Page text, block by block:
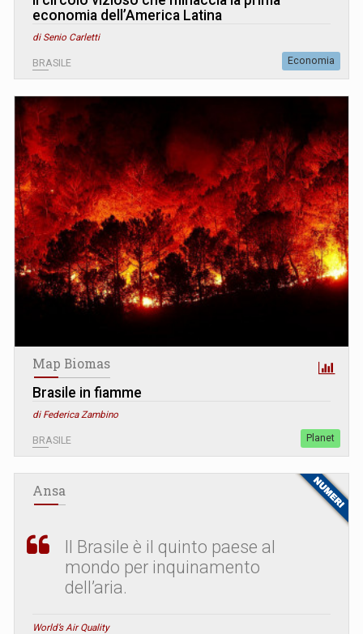
economia dell’America Latina
di Senio Carletti
BRASILE Economia
Map Biomas
Brasile in fiamme
di Federica Zambino
BRASILE Planet
Ansa
Il Brasile è il quinto paese al
mondo per inquinamento
dell’aria.
World’s Air Quality